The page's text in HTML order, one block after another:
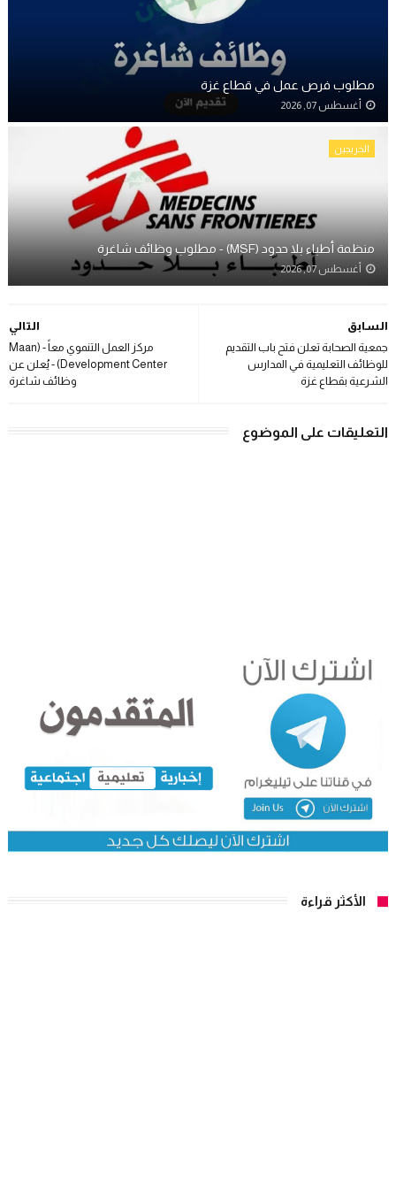
مطلوب فرص عمل في قطاع غزة
أغسطس 07, 2026
الخريجين
منظمة أطباء بلا حدود (MSF) - مطلوب وظائف شاغرة
أغسطس 07, 2026
التالي
مركز العمل التنموي معاً - (Maan
Development Center) - يُعلن عن
وظائف شاغرة
السابق
جمعية الصحابة تعلن فتح باب التقديم
للوظائف التعليمية في المدارس
الشرعية بقطاع غزة
التعليقات على الموضوع
الأكثر قراءة